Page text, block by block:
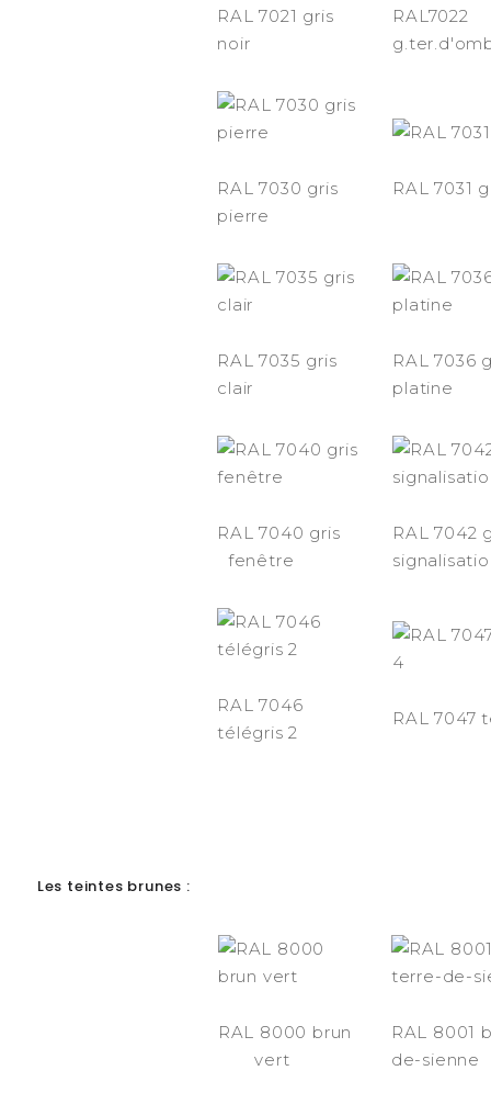
RAL 7021 gris
noir
RAL7022
RAL 7030 gris
pierre
RAL 7031
RAL 7035 gris
clair
RAL 7036
platine
RAL 7040 gris
fenêtre
RAL 7042
RAL 7046
télégris 2
RAL 7047
Les teintes brunes :
RAL 8000 brun
vert
RAL 8001
de-sienne